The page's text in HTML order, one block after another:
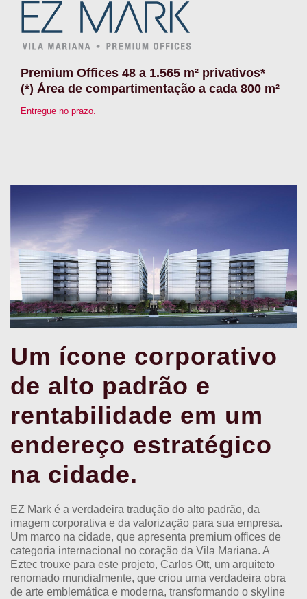
Premium Offices 48 a 1.565 m² privativos*
(*) Área de compartimentação a cada 800 m²
Entregue no prazo.
Um ícone corporativo
de alto padrão e
rentabilidade em um
endereço estratégico
na cidade.
EZ Mark é a verdadeira tradução do alto padrão, da
imagem corporativa e da valorização para sua empresa.
Um marco na cidade, que apresenta premium offices de
categoria internacional no coração da Vila Mariana. A
Eztec trouxe para este projeto, Carlos Ott, um arquiteto
renomado mundialmente, que criou uma verdadeira obra
de arte emblemática e moderna, transformando o skyline